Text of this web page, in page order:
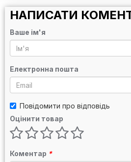
НАПИСАТИ
Ваше ім'я
Електронна пошта
Повідомити про відповідь
Оцінити товар
Коментар *